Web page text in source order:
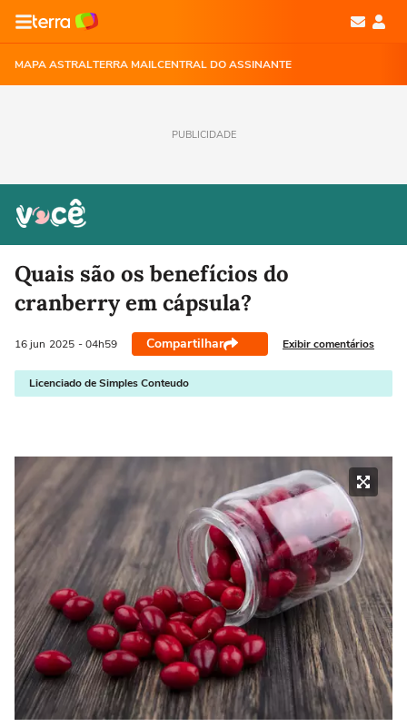
MAPA ASTRALTERRA MAILCENTRAL DO ASSINANTE
PUBLICIDADE
Quais são os benefícios do
cranberry em cápsula?
16 jun 2025 - 04h59 Compartilhar Exibir comentários
Licenciado de Simples Conteudo